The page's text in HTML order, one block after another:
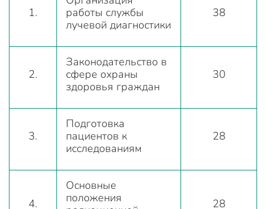
1.
работы службы
лучевой диагностики
38
2.
Законодательство в
сфере охраны
здоровья граждан
30
3.
Подготовка
пациентов к
исследованиям
28
4.
Основные
положения
28